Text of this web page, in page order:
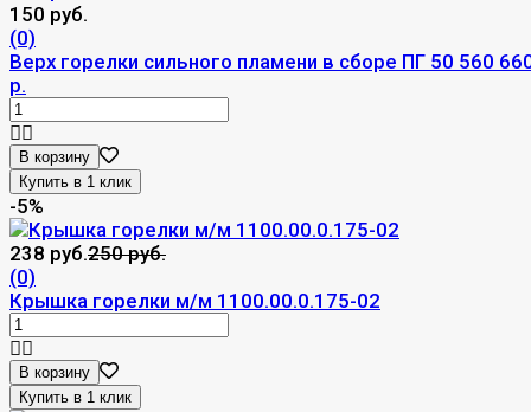
150 руб.
(0)
Верх горелки сильного пламени в сборе ПГ 50 560
р.
В корзину
-5%
238 руб.250 руб.
(0)
Крышка горелки м/м 1100.00.0.175-02
В корзину